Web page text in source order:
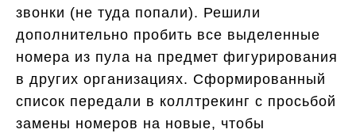
звонки (не туда попали). Решили
дополнительно пробить все выделенные
номера из пула на предмет фигурирования
в других организациях. Сформированный
список передали в коллтрекинг с просьбой
замены номеров на новые, чтобы